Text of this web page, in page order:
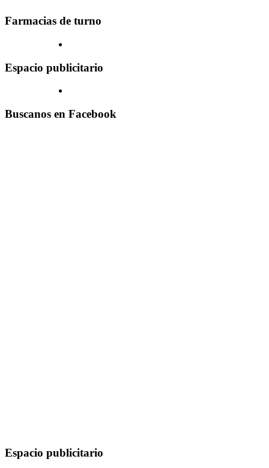
Farmacias de turno
Espacio publicitario
Buscanos en Facebook
Espacio publicitario